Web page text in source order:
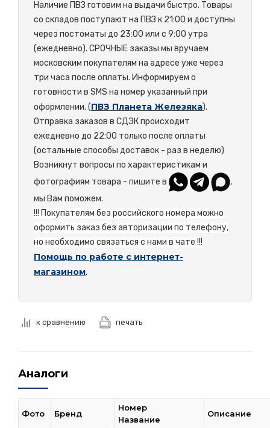
Наличие ПВЗ готовим на выдачи быстро. Товары
со складов поступают на ПВЗ к 21:00 и доступны
через постоматы до 23:00 или с 9:00 утра
(ежедневно). СРОЧНЫЕ заказы мы вручаем
московским покупателям на адресе уже через
три часа после оплаты. Информируем о
готовности в SMS на номер указанный при
оформлении. (ПВЗ Планета Железяка).
Отправка заказов в СДЭК происходит
ежедневно до 22:00 только после оплаты
(остальные способы доставок - раз в неделю)
Возникнут вопросы по характеристикам и
фотографиям товара - пишите в
,
мы Вам поможем.
!!! Покупателям без российского номера можно
оформить заказ без авторизации по телефону,
но необходимо связаться с нами в чате !!!
Помощь по работе с интернет-
магазином.
к сравнению печать
Аналоги
Фото Бренд
Номер
Название
Описание